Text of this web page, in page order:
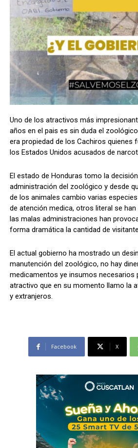
Facebook X WhatsApp
Facebook X WhatsApp
Uno de los atractivos más
años en el pais es sin duda el
era propiedad de los Cachiros quienes
los Estados Unidos acusados de
El estado de Honduras tomo la
administración del zoológico y desde
de los animales cambio varias
de atención medica, otros literal se
las malas administraciones han
forma dramática la cantidad de
El actual gobierno ha mostrado un
manutención del zoológico, no hay
medicamentos ye insumos necesarios
atractivo que en su momento llamo la
y extranjeros.
Facebook X